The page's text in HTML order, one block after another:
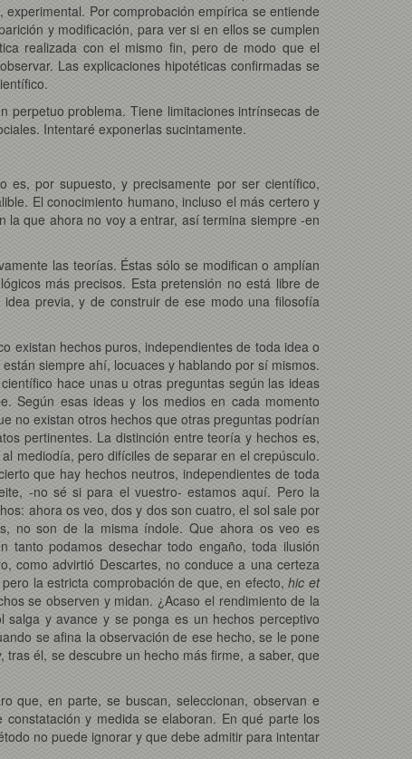
Por comprobación empírica se entiende
y modificación, para ver si en ellos se cumplen
realizada con el mismo fin, pero de modo que el
Las explicaciones hipotéticas confirmadas se
perpetuo problema. Tiene limitaciones intrínsecas de
Intentaré exponerlas sucintamente.
por supuesto, y precisamente por ser científico,
El conocimiento humano, incluso el más certero y
la que ahora no voy a entrar, así termina siempre -en
las teorías. Éstas sólo se modifican o amplían
más precisos. Esta pretensión no está libre de
previa, y de construir de ese modo una filosofía
existan hechos puros, independientes de toda idea o
siempre ahí, locuaces y hablando por sí mismos.
hace unas u otras preguntas según las ideas
Según esas ideas y los medios en cada momento
no existan otros hechos que otras preguntas podrían
pertinentes. La distinción entre teoría y hechos es,
mediodía, pero difíciles de separar en el crepúsculo.
que hay hechos neutros, independientes de toda
-no sé si para el vuestro- estamos aquí. Pero la
ahora os veo, dos y dos son cuatro, el sol sale por
no son de la misma índole. Que ahora os veo es
tanto podamos desechar todo engaño, toda ilusión
como advirtió Descartes, no conduce a una certeza
la estricta comprobación de que, en efecto, hic et
se observen y midan. ¿Acaso el rendimiento de la
y avance y se ponga es un hechos perceptivo
se afina la observación de ese hecho, se le pone
él, se descubre un hecho más firme, a saber, que
que, en parte, se buscan, seleccionan, observan e
y medida se elaboran. En qué parte los
no puede ignorar y que debe admitir para intentar